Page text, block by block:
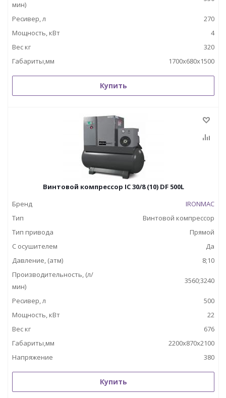
мин)
Ресивер, л
270
Мощность, кВт
4
Вес кг
320
Габариты,мм
1700х680х1500
Купить
Винтовой компрессор IC 30/8 (10) DF 500L
Бренд
IRONMAC
Тип
Винтовой компрессор
Тип привода
Прямой
С осушителем
Да
Давление, (атм)
8;10
Производительность, (л/
мин)
3560;3240
Ресивер, л
500
Мощность, кВт
22
Вес кг
676
Габариты,мм
2200х870х2100
Напряжение
380
Купить